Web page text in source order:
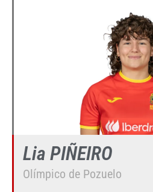
Lia PIÑEIRO
Olímpico de Pozuelo